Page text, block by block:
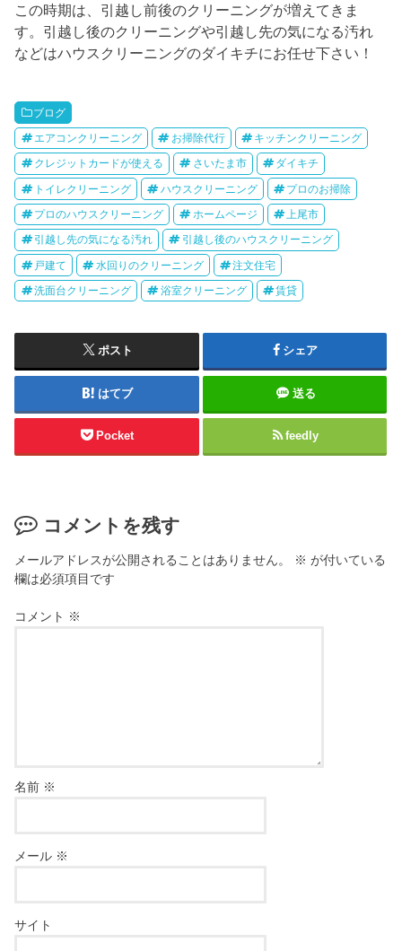
この時期は、引越し前後のクリーニングが増えてきま
す。引越し後のクリーニングや引越し先の気になる汚れ
などはハウスクリーニングのダイキチにお任せ下さい！
ブログ
エアコンクリーニング お掃除代行 キッチンクリーニング
クレジットカードが使える さいたま市 ダイキチ
トイレクリーニング ハウスクリーニング プロのお掃除
プロのハウスクリーニング ホームページ 上尾市
引越し先の気になる汚れ 引越し後のハウスクリーニング
戸建て 水回りのクリーニング 注文住宅
洗面台クリーニング 浴室クリーニング 賃貸
ポスト シェア
はてブ 送る
Pocket feedly
コメントを残す
メールアドレスが公開されることはありません。 ※ が付いている
欄は必須項目です
コメント ※
名前 ※
メール ※
サイト